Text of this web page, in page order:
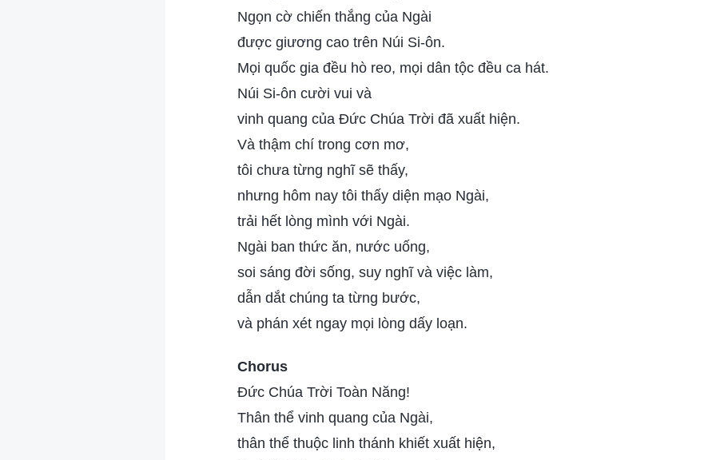
Ngọn cờ chiến thắng của Ngài
được giương cao trên Núi Si-ôn.
Mọi quốc gia đều hò reo, mọi dân tộc đều ca hát.
Núi Si-ôn cười vui và
vinh quang của Đức Chúa Trời đã xuất hiện.
Và thậm chí trong cơn mơ,
tôi chưa từng nghĩ sẽ thấy,
nhưng hôm nay tôi thấy diện mạo Ngài,
trải hết lòng mình với Ngài.
Ngài ban thức ăn, nước uống,
soi sáng đời sống, suy nghĩ và việc làm,
dẫn dắt chúng ta từng bước,
và phán xét ngay mọi lòng dấy loạn.
Chorus
Đức Chúa Trời Toàn Năng!
Thân thể vinh quang của Ngài,
thân thể thuộc linh thánh khiết xuất hiện,